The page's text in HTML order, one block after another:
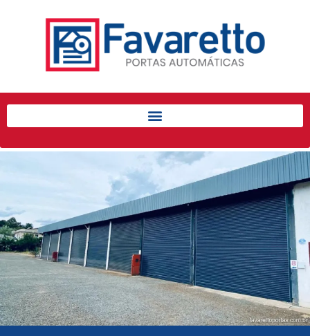
Início
Porta de Enrolar Automática
Automatizadores
Acessórios Para Portas de
Enrolar
Pintura eletrostática
Portfólio
Contato